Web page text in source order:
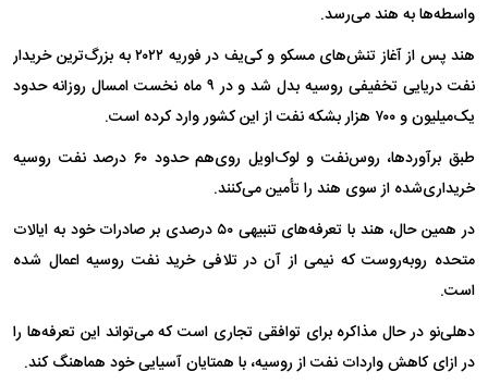
واسطه‌ها به هند می‌رسد.
هند پس از آغاز تنش‌های مسکو و کی‌یف در فوریه ۲۰۲۲ به بزرگ‌ترین خریدار
نفت دریایی تخفیفی روسیه بدل شد و در ۹ ماه نخست امسال روزانه حدود
یک‌میلیون و ۷۰۰ هزار بشکه نفت از این کشور وارد کرده است.
طبق برآوردها، روس‌نفت و لوک‌اویل روی‌هم حدود ۶۰ درصد نفت روسیه
خریداری‌شده از سوی هند را تأمین می‌کنند.
در همین حال، هند با تعرفه‌های تنبیهی ۵۰ درصدی بر صادرات خود به ایالات
متحده روبه‌روست که نیمی از آن در تلافی خرید نفت روسیه اعمال شده
است.
دهلی‌نو در حال مذاکره برای توافقی تجاری است که می‌تواند این تعرفه‌ها را
در ازای کاهش واردات نفت از روسیه، با همتایان آسیایی خود هماهنگ کند.